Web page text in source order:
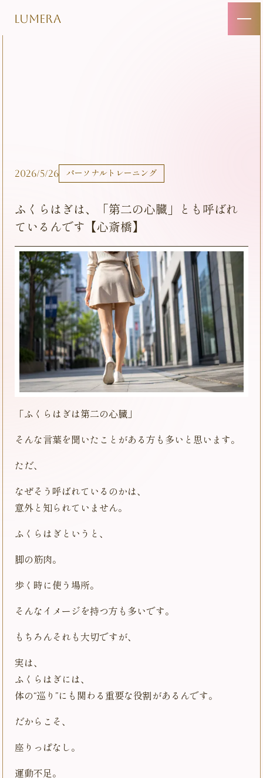
LUMERA
2026/5/26 パーソナルトレーニング
ふくらはぎは、「第二の心臓」とも呼ばれ
ているんです【心斎橋】
「ふくらはぎは第二の心臓」
そんな言葉を聞いたことがある方も多いと思います。
ただ、
なぜそう呼ばれているのかは、
意外と知られていません。
ふくらはぎというと、
脚の筋肉。
歩く時に使う場所。
そんなイメージを持つ方も多いです。
もちろんそれも大切ですが、
実は、
ふくらはぎには、
体の“巡り”にも関わる重要な役割があるんです。
だからこそ、
座りっぱなし。
運動不足。